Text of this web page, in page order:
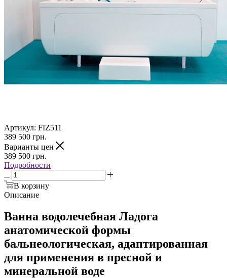
Артикул: FIZ511
389 500 грн.
Варианты цен
389 500 грн.
Подробности
В корзину
Описание
Ванна водолечебная Ладога
анатомической формы
бальнеологическая, адаптированная
для применения в пресной и
минеральной воде